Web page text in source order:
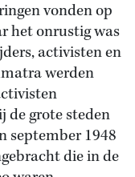
vonden op
het onrustig was
activisten en
werden
de grote steden
september 1948
die in de